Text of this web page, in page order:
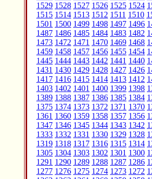
1529 1528 1527 1526 1525 1524
1515 1514 1513 1512 1511 1510
1501 1500 1499 1498 1497 1496
1487 1486 1485 1484 1483 1482
1473 1472 1471 1470 1469 1468
1459 1458 1457 1456 1455 1454
1445 1444 1443 1442 1441 1440
1431 1430 1429 1428 1427 1426
1417 1416 1415 1414 1413 1412
1403 1402 1401 1400 1399 1398
1389 1388 1387 1386 1385 1384
1375 1374 1373 1372 1371 1370
1361 1360 1359 1358 1357 1356
1347 1346 1345 1344 1343 1342
1333 1332 1331 1330 1329 1328
1319 1318 1317 1316 1315 1314
1305 1304 1303 1302 1301 1300
1291 1290 1289 1288 1287 1286
1277 1276 1275 1274 1273 1272